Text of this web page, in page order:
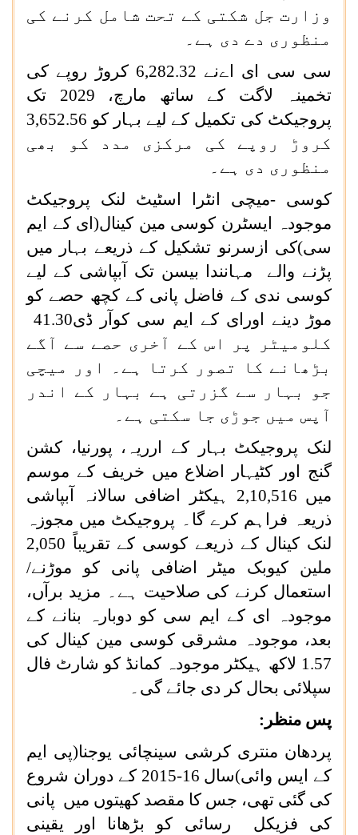
وزارت جل شکتی کے تحت شامل کرنے کی
منظوری دے دی ہے۔
سی سی ای اےنے 6,282.32 کروڑ روپے کی
تخمینہ لاگت کے ساتھ مارچ، 2029 تک
پروجیکٹ کی تکمیل کے لیے بہار کو 3,652.56
کروڑ روپے کی مرکزی مدد کو بھی
منظوری دی ہے۔
کوسی -میچی انٹرا اسٹیٹ لنک پروجیکٹ
موجودہ ایسٹرن کوسی مین کینال(ای کے ایم
سی)کی ازسرنو تشکیل کے ذریعے بہار میں
پڑنے والے مہانندا بیسن تک آبپاشی کے لیے
کوسی ندی کے فاضل پانی کے کچھ حصے کو
موڑ دینے اورای کے ایم سی کوآر ڈی41.30
کلومیٹر پر اس کے آخری حصے سے آگے
بڑھانے کا تصور کرتا ہے۔ اور میچی
جو بہار سے گزرتی ہے بہار کے اندر
آپس میں جوڑی جا سکتی ہے۔
لنک پروجیکٹ بہار کے ارریہ، پورنیا، کشن
گنج اور کٹیہار اضلاع میں خریف کے موسم
میں 2,10,516 ہیکٹر اضافی سالانہ آبپاشی
ذریعہ فراہم کرے گا۔ پروجیکٹ میں مجوزہ
لنک کینال کے ذریعے کوسی کے تقریباً 2,050
ملین کیوبک میٹر اضافی پانی کو موڑنے/
استعمال کرنے کی صلاحیت ہے۔ مزید برآں،
موجودہ ای کے ایم سی کو دوبارہ بنانے کے
بعد، موجودہ مشرقی کوسی مین کینال کی
1.57 لاکھ ہیکٹر موجودہ کمانڈ کو شارٹ فال
سپلائی بحال کر دی جائے گی۔
پس منظر :
پردھان منتری کرشی سینچائی یوجنا(پی ایم
کے ایس وائی)سال 16-2015 کے دوران شروع
کی گئی تھی، جس کا مقصد کھیتوں میں پانی
کی فزیکل رسائی کو بڑھانا اور یقینی